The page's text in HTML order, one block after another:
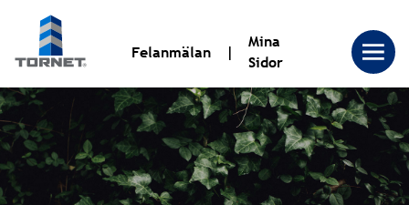
Tornet
Bostadsproduktion
Felanmälan
Mina
Sidor